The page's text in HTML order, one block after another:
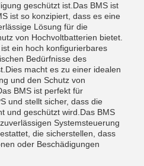
geschützt ist.Das BMS ist
ist so konzipiert, dass es eine
Lösung für die
von Hochvoltbatterien bietet.
ein hoch konfigurierbares
Bedürfnisse des
macht es zu einer idealen
und den Schutz von
BMS ist perfekt für
und stellt sicher, dass die
und geschützt wird.Das BMS
Systemsteuerung
die sicherstellen, dass
oder Beschädigungen